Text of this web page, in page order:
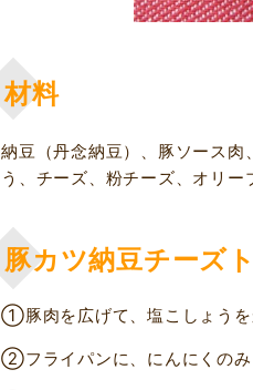
材料
納豆（丹念納豆）、豚ソース肉
う、チーズ、粉チーズ、オリー
豚カツ納豆チーズ
①豚肉を広げて、塩こしょうを
②フライパンに、にんにくのみ